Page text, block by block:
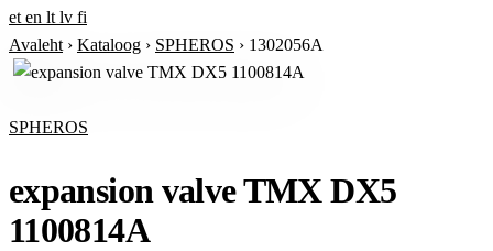
et en lt lv fi
Avaleht › Kataloog › SPHEROS › 1302056A
SPHEROS
expansion valve TMX DX5
1100814A